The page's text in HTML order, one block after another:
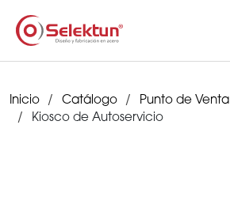
Inicio Catálogo
Punto de Venta
Kiosco de Autoservicio